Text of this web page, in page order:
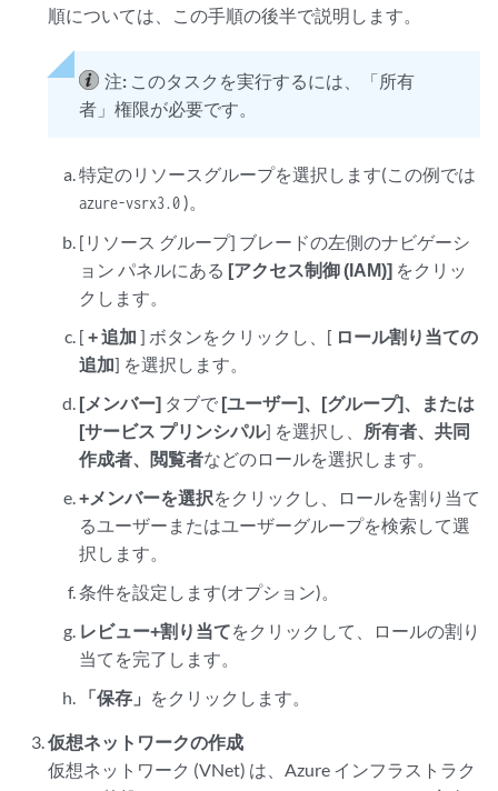
順については、この手順の後半で説明します。
注: このタスクを実行するには、「所有
者」権限が必要です。
特定のリソースグループを選択します(この例では
azure-vsrx3.0)。
[リソース グループ] ブレードの左側のナビゲーシ
ョン パネルにある [アクセス制御 (IAM)]をクリッ
クします。
[ + 追加 ] ボタンをクリックし、[ ロール割り当ての
追加] を選択します。
[メンバー]タブで [ユーザー]、[グループ]、または
[サービス プリンシパル] を選択し、
所有者、共同
作成者、閲覧者などのロールを選択します。
+メンバーを選択をクリックし、ロールを割り当て
るユーザーまたはユーザーグループを検索して選
択します。
条件を設定します(オプション)。
レビュー+割り当てをクリックして、ロールの割り
当てを完了します。
「保存」 をクリックします。
仮想ネットワークの作成
仮想ネットワーク (VNet) は、Azure インフラストラク